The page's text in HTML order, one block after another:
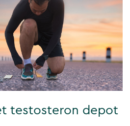
testosteron depot